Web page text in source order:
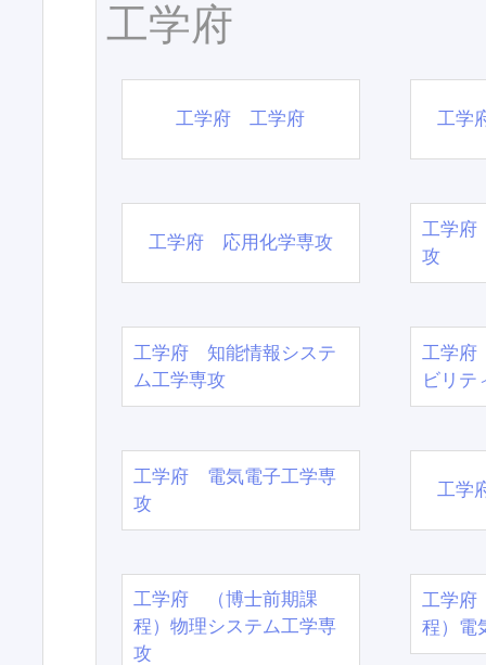
工学府
工学府 工学府 工学
工学府 応用化学専攻
工学府
攻
工学府 知能情報システ
ム工学専攻
工学府
ビリテ
工学府 電気電子工学専
攻
工学
工学府 （博士前期課
程）物理システム工学専
攻
工学
程）電